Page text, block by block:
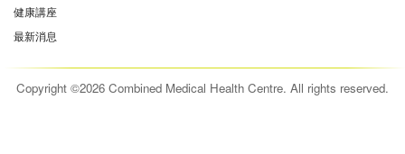
健康講座
最新消息
Copyright ©2026 Combined Medical Health Centre. All rights reserved.